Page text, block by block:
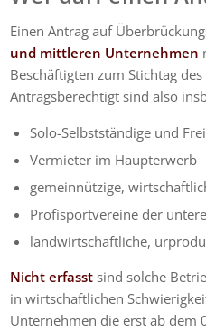
Einen Antrag auf
und mittleren Unternehmen
Beschäftigten zum Stichtag
Antragsberechtigt sind also
Solo-Selbstständige und
Vermieter im Haupterwerb
gemeinnützige,
Profisportvereine der
landwirtschaftliche,
Nicht erfasst sind solche
in wirtschaftlichen
Unternehmen die erst ab dem